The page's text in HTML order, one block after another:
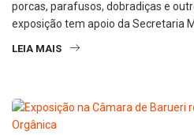
porcas, parafusos, dobradiças e
exposição tem apoio da Secretaria
LEIA MAIS